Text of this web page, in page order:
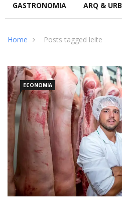
GASTRONOMIA ARQ & URB
Home Posts tagged leite
ECONOMIA